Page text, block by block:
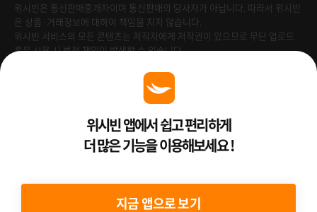
위시빈은 통신판매중개자이며 통신판매의 당사자가 아닙니다. 따라서 위시빈
은 상품·거래정보에 대하여 책임을 지지 않습니다.
위시빈 서비스의 모든 콘텐츠는 저작자에게 저작권이 있으므로 무단 업로드
혹은 사용 시 법적 책임이 발생할 수 있습니다.
Venture Enterprise위시빈 앱에서 쉽고 편리하게
더 많은 기능을 이용해보세요 !
지금 앱으로 보기